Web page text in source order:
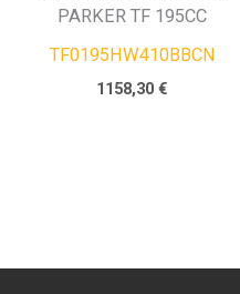
PARKER TF 195CC
TF0195HW410BBCN
1158,30€